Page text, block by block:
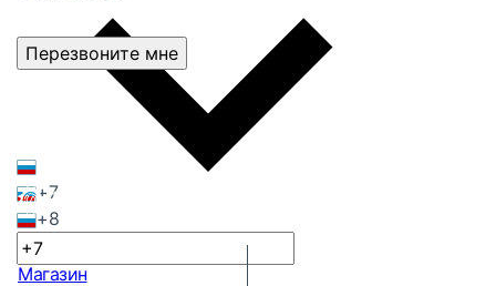
+7
+8
Перезвоните мне
Магазин